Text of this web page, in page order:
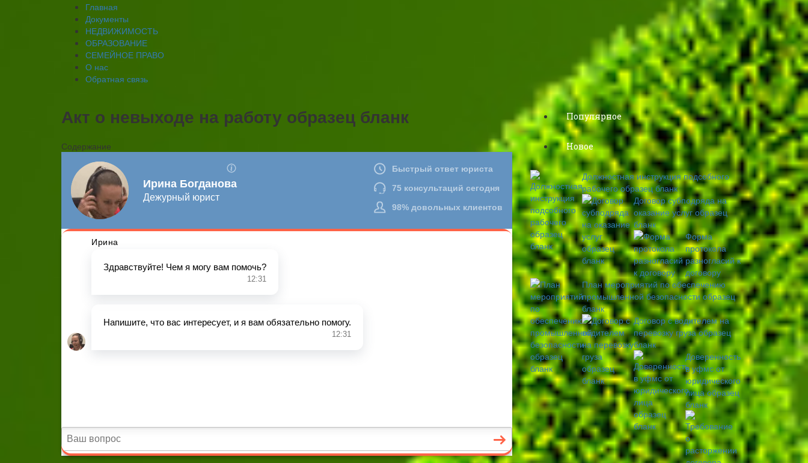
Главная
Документы
НЕДВИЖИМОСТЬ
ОБРАЗОВАНИЕ
СЕМЕЙНОЕ ПРАВО
О нас
Обратная связь
Акт о невыходе на работу образец бланк
Содержание
Популярное
Новое
Должностная инструкция подсобного
рабочего образец бланк
Договор субподряда на
оказание услуг образец
бланк
Форма
протокола
разногласий к
договору
План мероприятий по обеспечению
промышленной безопасности образец
бланк
Договор с водителем на
перевозку груза образец
бланк
Доверенность
в уфмс от
юридического
лица образец
бланк